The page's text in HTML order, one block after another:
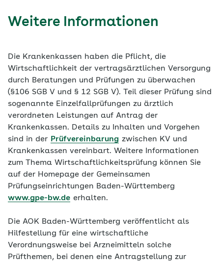
Weitere Informationen
Die Krankenkassen haben die Pflicht, die
Wirtschaftlichkeit der vertragsärztlichen Versorgung
durch Beratungen und Prüfungen zu überwachen
(§106 SGB V und § 12 SGB V). Teil dieser Prüfung sind
sogenannte Einzelfallprüfungen zu ärztlich
verordneten Leistungen auf Antrag der
Krankenkassen. Details zu Inhalten und Vorgehen
sind in der Prüfvereinbarung zwischen KV und
Krankenkassen vereinbart. Weitere Informationen
zum Thema Wirtschaftlichkeitsprüfung können Sie
auf der Homepage der Gemeinsamen
Prüfungseinrichtungen Baden-Württemberg
www.gpe-bw.de erhalten.
Die AOK Baden-Württemberg veröffentlicht als
Hilfestellung für eine wirtschaftliche
Verordnungsweise bei Arzneimitteln solche
Prüfthemen, bei denen eine Antragstellung zur